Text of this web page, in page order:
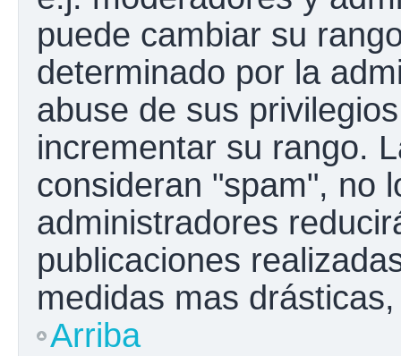
puede cambiar su
determinado por la
abuse de sus
incrementar su rango.
consideran "spam", no
administradores
publicaciones
medidas mas
Arriba